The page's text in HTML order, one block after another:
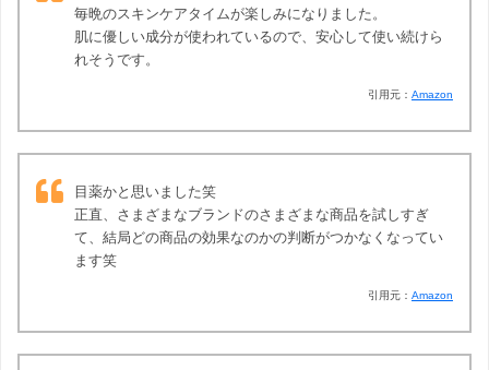
毎晩のスキンケアタイムが楽しみになりました。
肌に優しい成分が使われているので、安心して使い続けら
れそうです。
引用元： Amazon
目薬かと思いました笑
正直、さまざまなブランドのさまざまな商品を試しすぎ
て、結局どの商品の効果なのかの判断がつかなくなってい
ます笑
引用元： Amazon